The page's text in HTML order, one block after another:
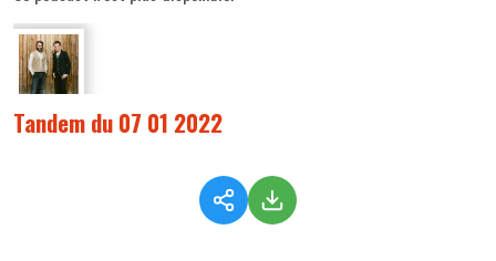
Tandem du 07 01 2022